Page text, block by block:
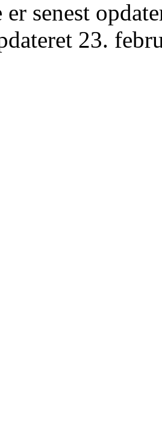
er senest
23.